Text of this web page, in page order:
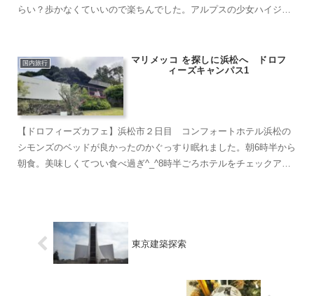
らい？歩かなくていいので楽ちんでした。アルプスの少女ハイジ気
国内旅行
マリメッコ を探しに浜松へ ドロフ
ィーズキャンパス1
【ドロフィーズカフェ】浜松市２日目 コンフォートホテル浜松の
シモンズのベッドが良かったのかぐっすり眠れました。朝6時半から
朝食。美味しくてつい食べ過ぎ^_^8時半ごろホテルをチェックアウ
東京建築探索